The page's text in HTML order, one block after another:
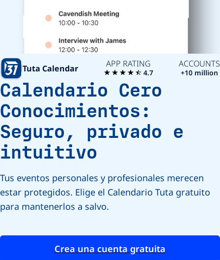
Tuta Calendar APP RATING
4.7
ACCOUNTS
+10 million
Calendario Cero
Conocimientos:
Seguro, privado e
intuitivo
Tus eventos personales y profesionales merecen
estar protegidos. Elige el Calendario Tuta gratuito
para mantenerlos a salvo.
Crea una cuenta gratuita